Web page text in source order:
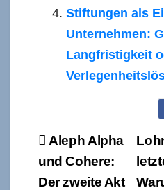
Stiftungen als
Unternehmen:
Langfristigkeit
Aleph Alpha
und Cohere:
Der zweite Akt